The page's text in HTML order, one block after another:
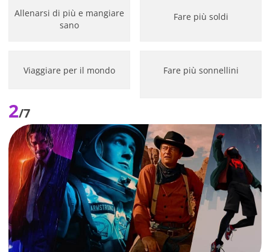
Allenarsi di più e mangiare
sano
Fare più soldi
Viaggiare per il mondo Fare più sonnellini
2/7